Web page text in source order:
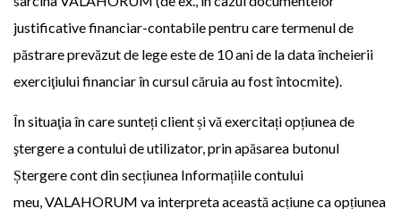
justificative financiar-contabile pentru care termenul de
păstrare prevăzut de lege este de 10 ani de la data încheierii
exerciţiului financiar în cursul căruia au fost întocmite).
În situaţia în care sunteți client și vă exercitați opțiunea de
ştergere a contului de utilizator, prin apăsarea butonul
Ștergere cont din secțiunea Informațiile contului
meu, VALAHORUM va interpreta această acțiune ca opțiunea